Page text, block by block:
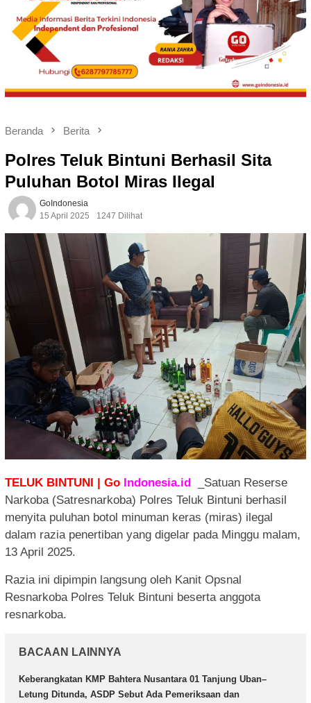
Beranda Berita
Polres Teluk Bintuni Berhasil Sita
Puluhan Botol Miras Ilegal
GoIndonesia
15 April 2025
1247 Dilihat
TELUK BINTUNI | Go Indonesia.id
_Satuan Reserse
Narkoba (Satresnarkoba) Polres Teluk Bintuni berhasil
menyita puluhan botol minuman keras (miras) ilegal
dalam razia penertiban yang digelar pada Minggu malam,
13 April 2025.
Razia ini dipimpin langsung oleh Kanit Opsnal
Resnarkoba Polres Teluk Bintuni beserta anggota
resnarkoba.
BACAAN LAINNYA
Keberangkatan KMP Bahtera Nusantara 01 Tanjung Uban–
Letung Ditunda, ASDP Sebut Ada Pemeriksaan dan